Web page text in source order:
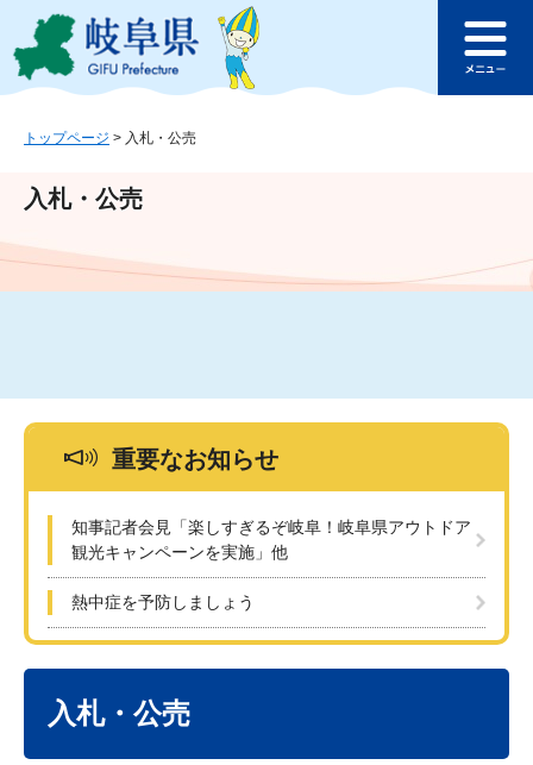
ジ
ュ
文
このページの本文へ
ュ
トップページ > 入札・公売
入札・公売
重要なお知らせ
知事記者会見「楽しすぎるぞ岐阜！岐阜県アウトドア
観光キャンペーンを実施」他
熱中症を予防しましょう
入札・公売